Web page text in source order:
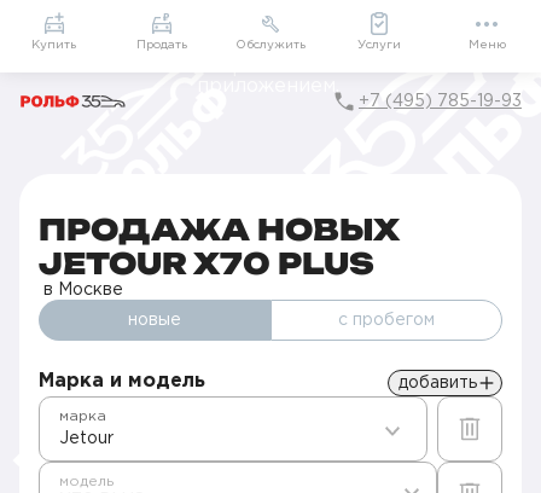
Приложение
Мой РОЛЬФ
Подарки внутри
+7 (495) 785-19-93
ПРОДАЖА НОВЫХ
JETOUR X70 PLUS
в Москве
новые с пробегом
Марка и модель добавить
Jetour
марка
модель
Купить Продать Обслужить Услуги Меню